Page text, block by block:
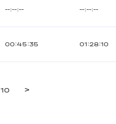
--:--:-- --:--:--
00:45:35 01:28:10
10 >